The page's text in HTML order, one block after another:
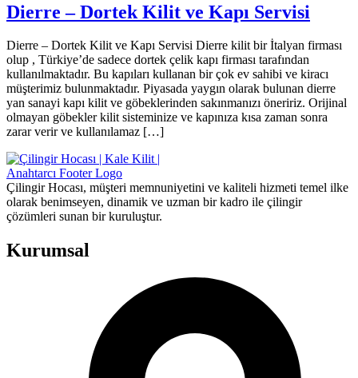
Dierre – Dortek Kilit ve Kapı Servisi
Dierre – Dortek Kilit ve Kapı Servisi Dierre kilit bir İtalyan firması
olup , Türkiye’de sadece dortek çelik kapı firması tarafından
kullanılmaktadır. Bu kapıları kullanan bir çok ev sahibi ve kiracı
müşterimiz bulunmaktadır. Piyasada yaygın olarak bulunan dierre
yan sanayi kapı kilit ve göbeklerinden sakınmanızı öneririz. Orijinal
olmayan göbekler kilit sisteminize ve kapınıza kısa zaman sonra
zarar verir ve kullanılamaz […]
Çilingir Hocası, müşteri memnuniyetini ve kaliteli hizmeti temel ilke
olarak benimseyen, dinamik ve uzman bir kadro ile çilingir
çözümleri sunan bir kuruluştur.
Kurumsal